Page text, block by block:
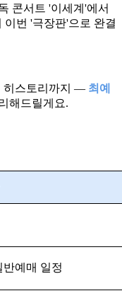
콘서트 '이세계'에서
이번 '극장판'으로 완결
히스토리까지 — 최예
해드릴게요.
예매 일정